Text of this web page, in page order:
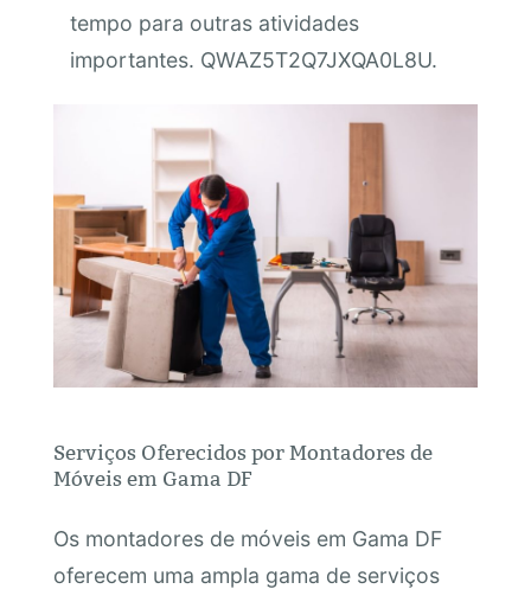
tempo para outras atividades
importantes. QWAZ5T2Q7JXQA0L8U.
Serviços Oferecidos por Montadores de
Móveis em Gama DF
Os montadores de móveis em Gama DF
oferecem uma ampla gama de serviços